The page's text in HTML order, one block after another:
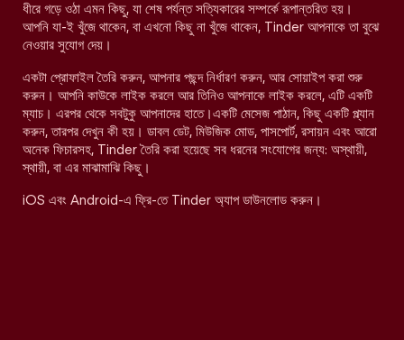
ধীরে গড়ে ওঠা এমন কিছু, যা শেষ পর্যন্ত সত্যিকারের সম্পর্কে রূপান্তরিত হয়।
আপনি যা-ই খুঁজে থাকেন, বা এখনো কিছু না খুঁজে থাকেন, Tinder আপনাকে তা বুঝে
নেওয়ার সুযোগ দেয়।
একটা প্রোফাইল তৈরি করুন, আপনার পছন্দ নির্ধারণ করুন, আর সোয়াইপ করা শুরু
করুন। আপনি কাউকে লাইক করলে আর তিনিও আপনাকে লাইক করলে, এটি একটি
ম্যাচ। এরপর থেকে সবটুকু আপনাদের হাতে।একটি মেসেজ পাঠান, কিছু একটি প্ল্যান
করুন, তারপর দেখুন কী হয়। ডাবল ডেট, মিউজিক মোড, পাসপোর্ট, রসায়ন এবং আরো
অনেক ফিচারসহ, Tinder তৈরি করা হয়েছে সব ধরনের সংযোগের জন্য: অস্থায়ী,
স্থায়ী, বা এর মাঝামাঝি কিছু।
iOS এবং Android-এ ফ্রি-তে Tinder অ্যাপ ডাউনলোড করুন।